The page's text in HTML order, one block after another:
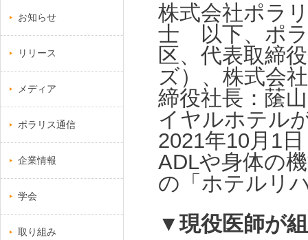
株式会社ポラ
士 以下、ポラ
区、代表取締
ズ）、株式会
締役社長：䕃
イヤルホテル
2021年10月1
ADLや身体の
の「ホテルリ
▼現役医師が
お知らせ
リリース
メディア
ポラリス通信
企業情報
学会
取り組み